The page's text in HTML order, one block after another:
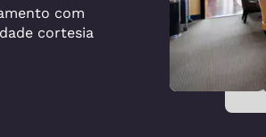
com
cortesia